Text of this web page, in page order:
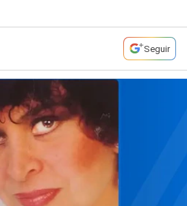
Seguir